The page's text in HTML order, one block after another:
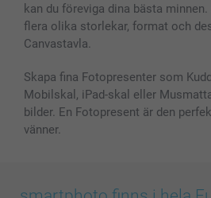
kan du föreviga dina bästa
flera olika storlekar, format och
Canvastavla.
Skapa fina Fotopresenter som
Mobilskal, iPad-skal eller
bilder. En Fotopresent är den
vänner.